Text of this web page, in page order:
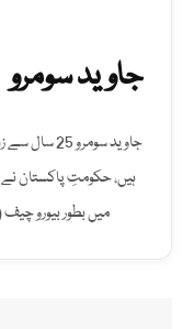
جاوید سومرو
جاوید
ہیں، حکومتِ پاکستان نے
میں بطور بیورو